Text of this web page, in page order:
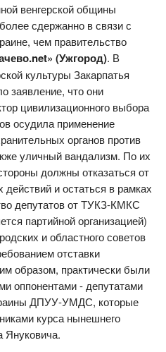
венгерской общины
сдержанно в связи с
чем правительство
(Ужгород). В
культуры Закарпатья
заявление, что они
цивилизационного выбора
осудила применение
органов против
уличный вандализм. По их
должны отказаться от
и остаться в рамках
депутатов от ТУКЗ-КМКС
партийной организацией)
и областного советов
отставки
образом, практически были
оппонентами - депутатами
ДПУУ-УМДС, которые
курса нынешнего
Януковича.